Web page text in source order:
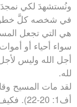
ونُستشهدَ لكي
في شخصه كلَّ خطوط
هي التي تجعل
سواء أحياء أو
أجل الله وليس لأجل
لله.
لقد مات المسيح
أف1: 20-